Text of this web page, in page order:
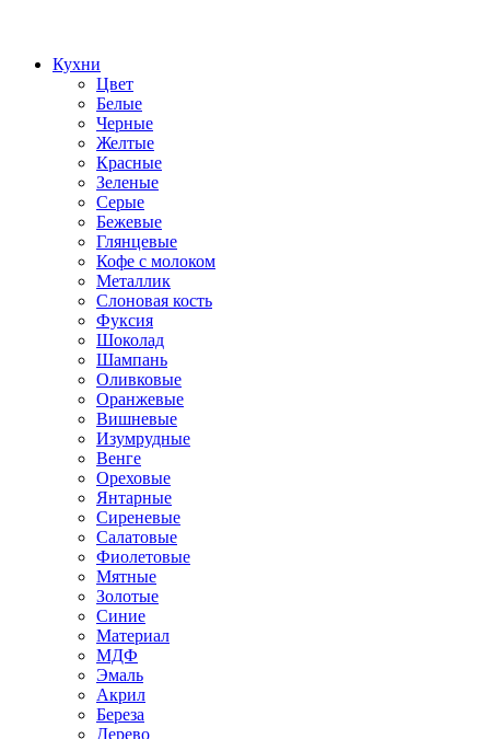
Кухни
Цвет
Белые
Черные
Желтые
Красные
Зеленые
Серые
Бежевые
Глянцевые
Кофе с молоком
Металлик
Слоновая кость
Фуксия
Шоколад
Шампань
Оливковые
Оранжевые
Вишневые
Изумрудные
Венге
Ореховые
Янтарные
Сиреневые
Салатовые
Фиолетовые
Мятные
Золотые
Синие
Материал
МДФ
Эмаль
Акрил
Береза
Дерево